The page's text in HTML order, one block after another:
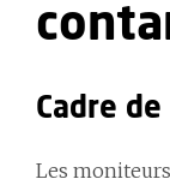
Cadre
Les